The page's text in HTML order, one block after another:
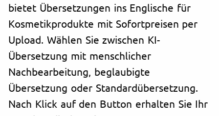
bietet Übersetzungen ins Englische für
Kosmetikprodukte mit Sofortpreisen per
Upload. Wählen Sie zwischen KI-
Übersetzung mit menschlicher
Nachbearbeitung, beglaubigte
Übersetzung oder Standardübersetzung.
Nach Klick auf den Button erhalten Sie Ihr